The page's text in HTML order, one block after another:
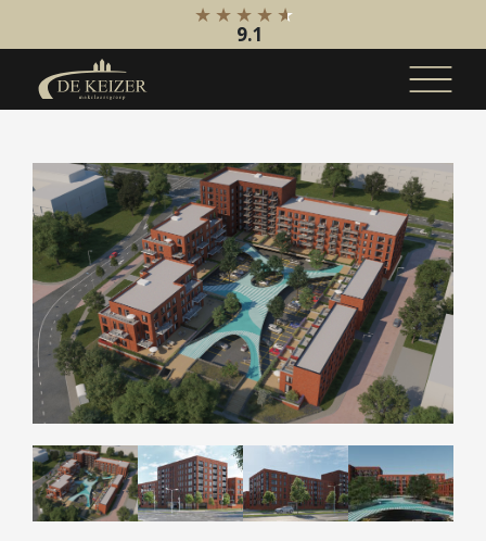
Koopaanbod
Bestaande bouw
Internationaal
Nieuwbouw
Bedrijfsaanbod
Huuraanbod
Bestaande bouw
Internationaal
Nieuwbouw
Bedrijfsaanbod
Diensten
9.1